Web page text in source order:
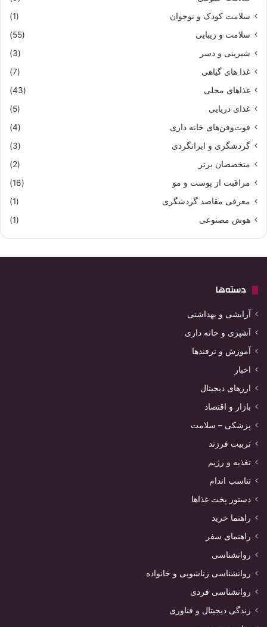
سلامت کودک و نوجوان
(1)
سلامت و زیبایی
(55)
شیرینی و دسر
(3)
غذا های گیاهی
(7)
غذاهای محلی
(43)
غذای دریایی
(5)
فوت‌وفن‌های خانه داری
(4)
گردشگری و ایرانگردی
(3)
متخصصان برتر
(2)
مراقبت از پوست و مو
(16)
معرفی مقاصد گردشگری
(1)
هوش مصنوعی
(1)
دسته‌ها
آرایشی و بهداشتی
آشپزی و خانه داری
آموزش و ترفندها
اخبار
ارزهای دیجیتال
بازار و اقتصاد
پزشکی – سلامت
تربیت فرزند
تغذیه و رژیم
تناسب اندام
دستور پخت غذاها
راهنما خرید
راهنمای سفر
روانشناسی
روانشناسی زناشویی و خانواده
روانشناسی فردی
زندگی دیجیتال و فناوری